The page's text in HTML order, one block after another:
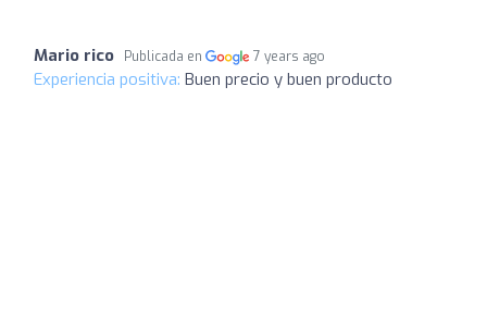
Mario rico Publicada en 7 years ago
Experiencia positiva: Buen precio y buen producto